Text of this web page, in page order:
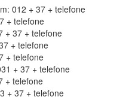
012 + 37 + telefone
+ telefone
+ 37 + telefone
+ telefone
+ telefone
+ 37 + telefone
+ telefone
+ 37 + telefone